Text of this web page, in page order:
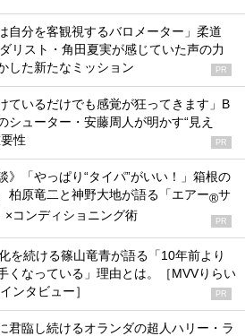
自分を客観視するバロメーター」柔道
リスト・角田夏実が感じていた声の力
した新たなミッション
PR
ているだけでも感覚が狂ってきます」B
シューター・安藤周人が明かす“見え
性
PR
》「やっぱり“タイパ”がいい！」箱根の
柏原竜二と神野大地が語る「エアー®サ
×コンディショニング術 PR
を続ける篠山竜青が語る「10年前より
くなっている」理由とは。［MVVりらい
ンタビュー］
PR
君臨し続けるオランダの超人ハリー・ラ